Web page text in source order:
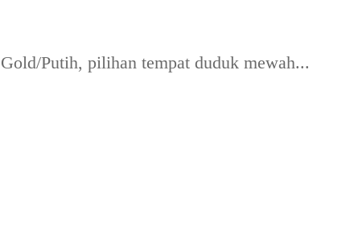
Putih, pilihan tempat duduk mewah...